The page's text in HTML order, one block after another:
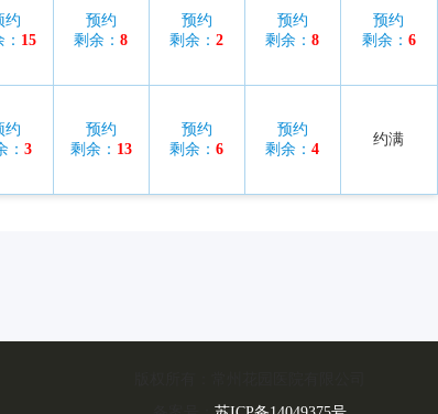
约
15
预约
剩余： 8
预约
剩余： 2
预约
剩余： 8
预约
剩余： 6
约
： 3
预约
剩余： 13
预约
剩余： 6
预约
剩余： 4
约满